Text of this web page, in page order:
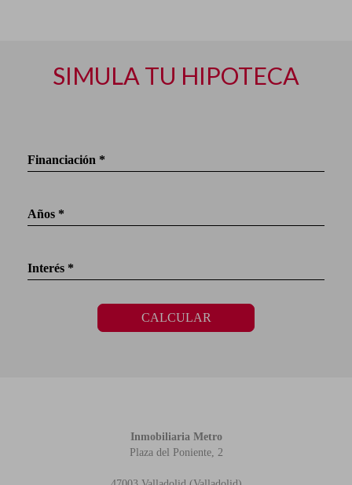
SIMULA TU HIPOTECA
Financiación *
Años *
Interés *
CALCULAR
Inmobiliaria Metro
Plaza del Poniente, 2